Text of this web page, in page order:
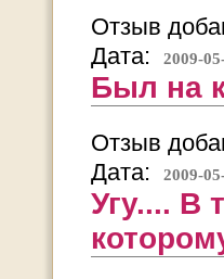
Отзыв
Дата:
2009-
Был на
Отзыв
Дата:
2009-
Угу.... В